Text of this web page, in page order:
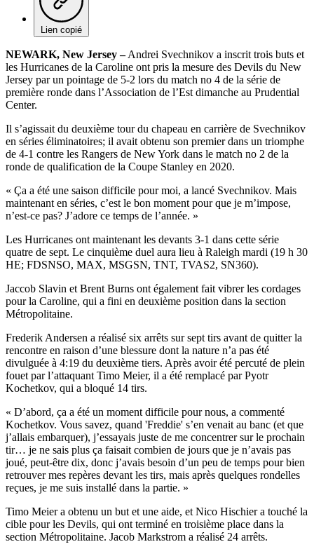
Lien copié
NEWARK, New Jersey –Andrei Svechnikov a inscrit trois buts et
les Hurricanes de la Caroline ont pris la mesure des Devils du New
Jersey par un pointage de 5-2 lors du match no 4 de la série de
première ronde dans l’Association de l’Est dimanche au Prudential
Center.
Il s’agissait du deuxième tour du chapeau en carrière de Svechnikov
en séries éliminatoires; il avait obtenu son premier dans un triomphe
de 4-1 contre les Rangers de New York dans le match no 2 de la
ronde de qualification de la Coupe Stanley en 2020.
« Ça a été une saison difficile pour moi, a lancé Svechnikov. Mais
maintenant en séries, c’est le bon moment pour que je m’impose,
n’est-ce pas? J’adore ce temps de l’année. »
Les Hurricanes ont maintenant les devants 3-1 dans cette série
quatre de sept. Le cinquième duel aura lieu à Raleigh mardi (19 h 30
HE; FDSNSO, MAX, MSGSN, TNT, TVAS2, SN360).
Jaccob Slavin et Brent Burns ont également fait vibrer les cordages
pour la Caroline, qui a fini en deuxième position dans la section
Métropolitaine.
Frederik Andersen a réalisé six arrêts sur sept tirs avant de quitter la
rencontre en raison d’une blessure dont la nature n’a pas été
divulguée à 4:19 du deuxième tiers. Après avoir été percuté de plein
fouet par l’attaquant Timo Meier, il a été remplacé par Pyotr
Kochetkov, qui a bloqué 14 tirs.
« D’abord, ça a été un moment difficile pour nous, a commenté
Kochetkov. Vous savez, quand 'Freddie' s’en venait au banc (et que
j’allais embarquer), j’essayais juste de me concentrer sur le prochain
tir… je ne sais plus ça faisait combien de jours que je n’avais pas
joué, peut-être dix, donc j’avais besoin d’un peu de temps pour bien
retrouver mes repères devant les tirs, mais après quelques rondelles
reçues, je me suis installé dans la partie. »
Timo Meier a obtenu un but et une aide, et Nico Hischier a touché la
cible pour les Devils, qui ont terminé en troisième place dans la
section Métropolitaine. Jacob Markstrom a réalisé 24 arrêts.